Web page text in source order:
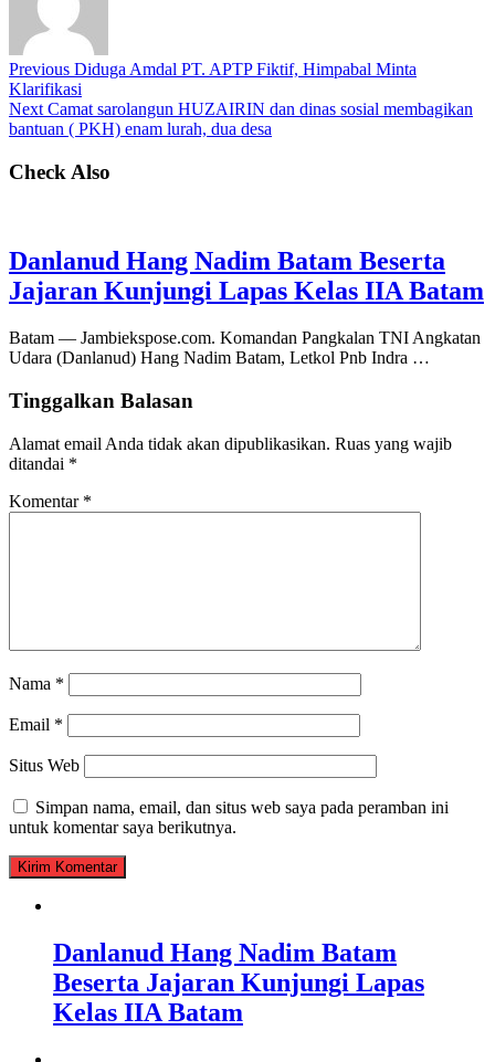
Previous Diduga Amdal PT. APTP Fiktif, Himpabal Minta
Klarifikasi
Next Camat sarolangun HUZAIRIN dan dinas sosial membagikan
bantuan ( PKH) enam lurah, dua desa
Check Also
Danlanud Hang Nadim Batam Beserta
Jajaran Kunjungi Lapas Kelas IIA Batam
Batam — Jambiekspose.com. Komandan Pangkalan TNI Angkatan
Udara (Danlanud) Hang Nadim Batam, Letkol Pnb Indra …
Tinggalkan Balasan
Alamat email Anda tidak akan dipublikasikan. Ruas yang wajib
ditandai *
Komentar *
Nama *
Email *
Situs Web
Simpan nama, email, dan situs web saya pada peramban ini
untuk komentar saya berikutnya.
Danlanud Hang Nadim Batam
Beserta Jajaran Kunjungi Lapas
Kelas IIA Batam